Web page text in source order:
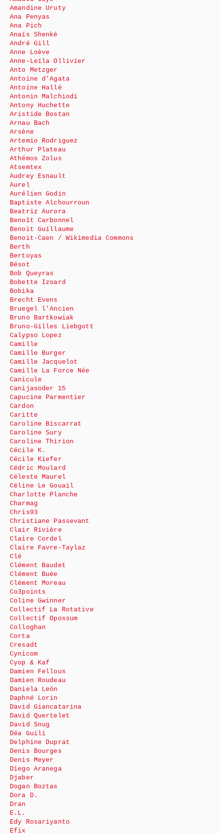
Amandine Uruty
Ana Penyas
Ana Pich
Anaïs Shenké
André Gill
Anne Loève
Anne-Leïla Ollivier
Anto Metzger
Antoine d’Agata
Antoine Hallé
Antonin Malchiodi
Antony Huchette
Aristide Bostan
Arnau Bach
Arsène
Artemio Rodriguez
Arthur Plateau
Athémos Zolus
Atsemtex
Audrey Esnault
Aurel
Aurélien Godin
Baptiste Alchourroun
Beatriz Aurora
Benoît Carbonnel
Benoit Guillaume
Benoit-Caen / Wikimedia Commons
Berth
Bertoyas
Bésot
Bob Queyras
Bobette Izoard
Bobika
Brecht Evens
Bruegel l’Ancien
Bruno Bartkowiak
Bruno-Gilles Liebgott
Calypso Lopez
Camille
Camille Burger
Camille Jacquelot
Camille La Force Née
Canicule
Canijasoder 15
Capucine Parmentier
Cardon
Caritte
Caroline Biscarrat
Caroline Sury
Caroline Thirion
Cécile K.
Cécile Kiefer
Cédric Moulard
Céleste Maurel
Céline Le Gouail
Charlotte Planche
Charmag
Chris93
Christiane Passevant
Clair Rivière
Claire Cordel
Claire Favre-Taylaz
Clé
Clément Baudet
Clément Buée
Clément Moreau
Co3points
Coline Gwinner
Collectif La Rotative
Collectif Opossum
Colloghan
Corta
Cresadt
Cynicom
Cyop & Kaf
Damien Fellous
Damien Roudeau
Daniela León
Daphné Lorin
David Giancatarina
David Quertelet
David Snug
Déa Guili
Delphine Duprat
Denis Bourges
Denis Meyer
Diego Aranega
Djaber
Dogan Boztas
Dora D.
Dran
E.L.
Edy Rosariyanto
Efix